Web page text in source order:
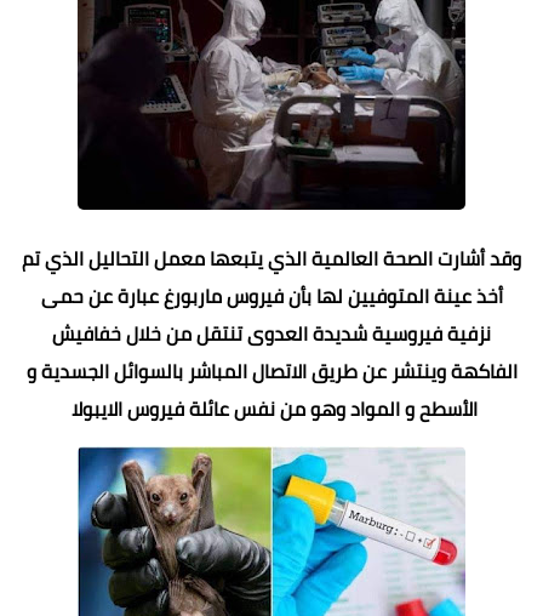
وقد أشارت الصحة العالمية الذي يتبعها معمل التحاليل الذي تم
أخذ عينة المتوفيين لها بأن فيروس ماربورغ عبارة عن حمى
نزفية فيروسية شديدة العدوى تنتقل من خلال خفافيش
الفاكهة وينتشر عن طريق الاتصال المباشر بالسوائل الجسدية و
الأسطح و المواد وهو من نفس عائلة فيروس الايبولا